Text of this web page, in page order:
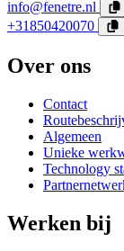
info@fenetre.nl
+31850420070
Over ons
Contact
Algemeen
Unieke
Technology
Werken bij